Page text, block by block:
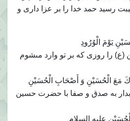
رسيد حمد خدا را بر عزا دارى و
يَوْمَ الْوُرُودِ
را روزى كه بر تو وارد مى‏شوم
مَعَ الْحُسَيْنِ وَ أَصْحَابِ الْحُسَيْنِ
بدار به صدق و صفا با حضرت حسين
عليه السلام‏